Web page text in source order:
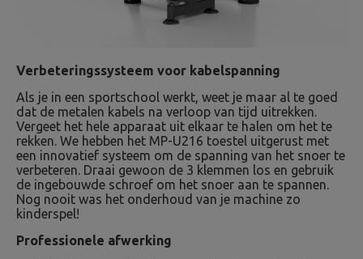
Verbeteringssysteem voor kabelspanning
Als je in een sportschool werkt, weet je maar al te goed
dat de metalen kabels na verloop van tijd uitrekken.
Vergeet het hele apparaat uit elkaar te halen om het te
rekken. We hebben het MP-U216 toestel uitgerust met
een innovatief systeem om de spanning van het snoer te
verbeteren. Draai gewoon de 3 klemmen los en gebruik
de ingebouwde schroef om het snoer aan te spannen.
Nog nooit was het onderhoud van je machine zo
kinderspel!
Professionele afwerking